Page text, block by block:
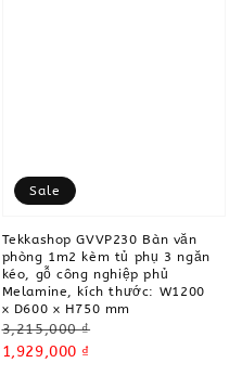
Sale
Tekkashop GVVP230 Bàn văn
phòng 1m2 kèm tủ phụ 3 ngăn
kéo, gỗ công nghiệp phủ
Melamine, kích thước: W1200
x D600 x H750 mm
Regular
price
3,215,000 ₫
Sale
1,929,000 ₫